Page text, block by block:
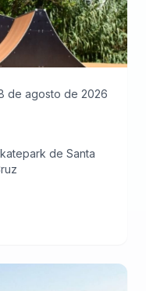
de agosto de 2026
de Santa